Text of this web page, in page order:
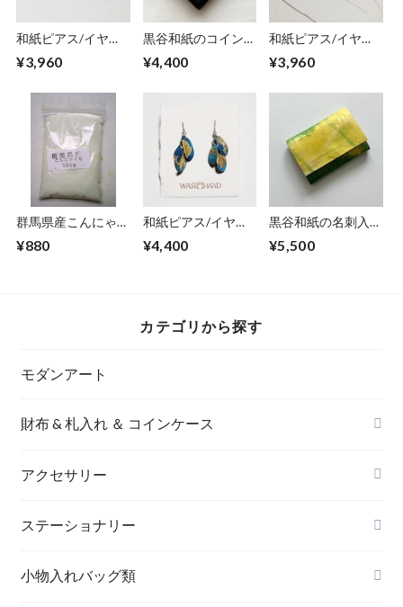
和紙ピアス/イヤリ
S
¥3,960
黒谷和紙のコインケ
¥4,400
和紙ピアス/イヤリ
S
¥3,960
群馬県産こんにゃく
０ｇ）
¥880
和紙ピアス/イヤリ
S
¥4,400
黒谷和紙の名刺入れ
¥5,500
カテゴリから探す
モダンアート
財布 & 札入れ ＆ コインケース
長財布
アクセサリー
イヤリング＆ピアス
ステーショナリー
名刺入れ
小物入れバッグ類